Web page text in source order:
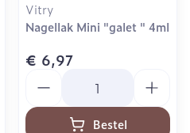
Vitry
Nagellak Mini "galet " 4ml
€ 6,97
Bestel